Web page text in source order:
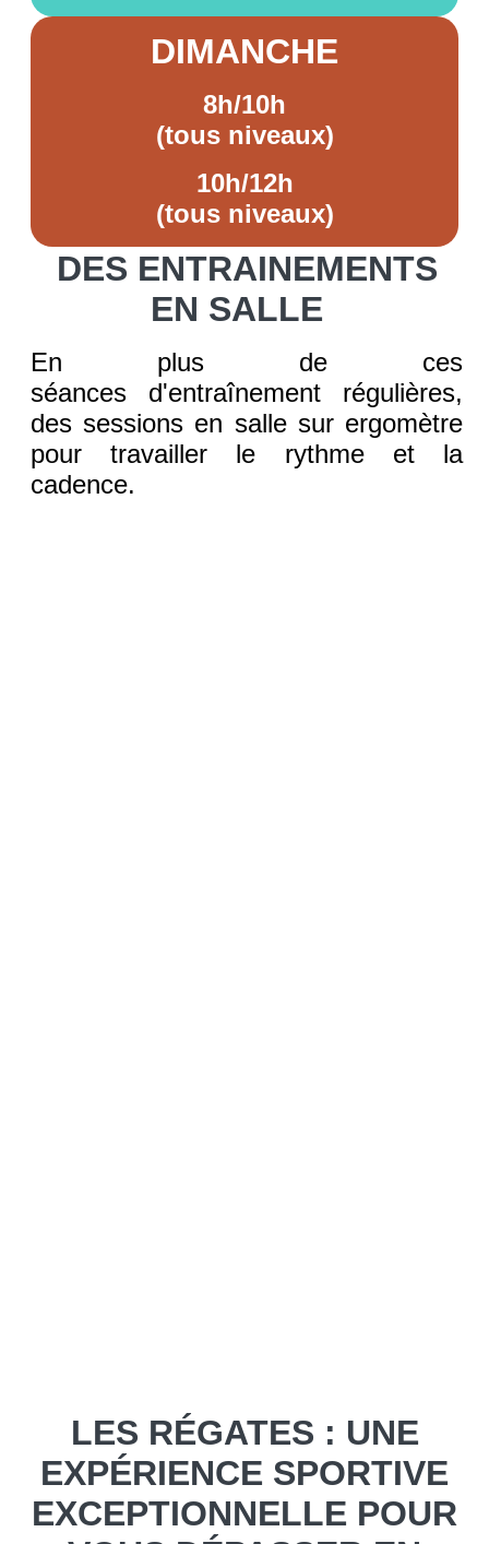
DIMANCHE
8h/10h
(tous niveaux)
10h/12h
(tous niveaux)
DES ENTRAINEMENTS
EN SALLE
En plus de ces
séances d'entraînement régulières,
des sessions en salle sur ergomètre
pour travailler le rythme et la
cadence.
LES RÉGATES : UNE
EXPÉRIENCE SPORTIVE
EXCEPTIONNELLE POUR